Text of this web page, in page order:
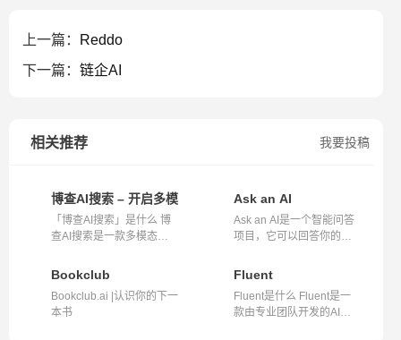
上一篇：
Reddo
下一篇： 链企AI
我要投稿
相关推荐
博查AI搜索 – 开启多模态智能搜索新时代
「博查AI搜索」是什么 博
查AI搜索是一款多模态的AI
Ask an AI
Ask an AI是一个智能问答
项目，它可以回答你的各
Bookclub
Bookclub.ai |认识你的下一
本书
Fluent
Fluent是什么 Fluent是一
款由专业团队开发的AI驱